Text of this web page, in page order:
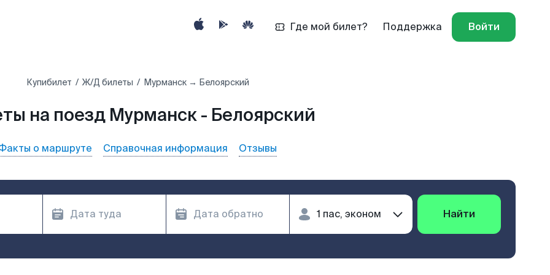
Где мой билет? Поддержка Войти
Купибилет Ж/Д билеты Мурманск → Белоярский
на поезд Мурманск - Белоярский
о маршруте Справочная информация Отзывы
Найти